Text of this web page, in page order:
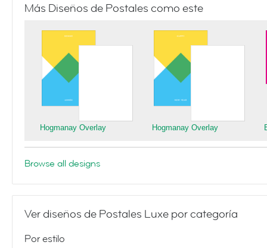
Más Diseños de Postales como este
Hogmanay Overlay Hogmanay Overlay
Browse all designs
Ver diseños de Postales Luxe por categoría
Por estilo